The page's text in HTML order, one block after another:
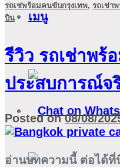
เมนู
รถเช่พร้อมคนขับกรุงเทพ, รถเช่า
บิน
รีวิว รถเช่าพร้
ประสบการณ์จ
Posted on08/08/
อ่านบทความนี้ ต่อได้ที่